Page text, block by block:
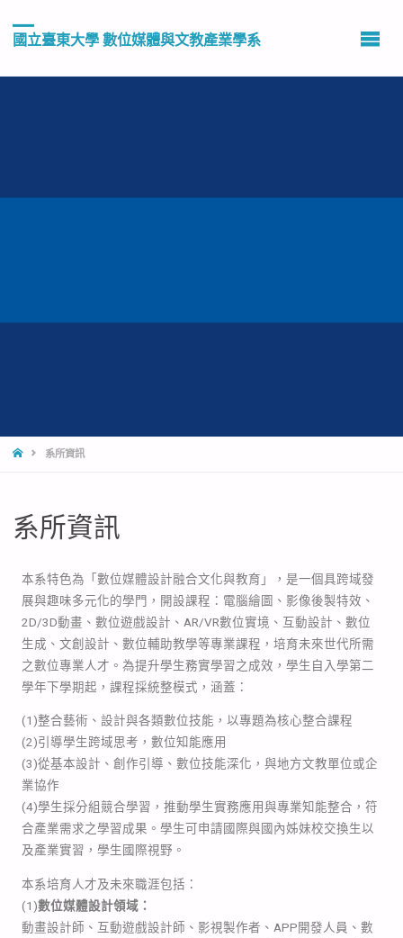
國立臺東大學 數位媒體與文教產業學系
系所資訊
系所資訊
本系特色為「數位媒體設計融合文化與教育」，是一個具跨域發
展與趣味多元化的學門，開設課程：電腦繪圖、影像後製特效、
2D/3D動畫、數位遊戲設計、AR/VR數位實境、互動設計、數位
生成、文創設計、數位輔助教學等專業課程，培育未來世代所需
之數位專業人才。為提升學生務實學習之成效，學生自入學第二
學年下學期起，課程採統整模式，涵蓋：
(1)整合藝術、設計與各類數位技能，以專題為核心整合課程
(2)引導學生跨域思考，數位知能應用
(3)從基本設計、創作引導、數位技能深化，與地方文教單位或企
業協作
(4)學生採分組競合學習，推動學生實務應用與專業知能整合，符
合產業需求之學習成果。學生可申請國際與國內姊妹校交換生以
及產業實習，學生國際視野。
本系培育人才及未來職涯包括：
(1)數位媒體設計領域：
動畫設計師、互動遊戲設計師、影視製作者、APP開發人員、數